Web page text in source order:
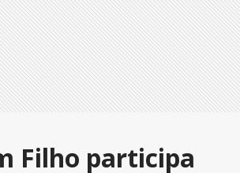
Filho participa